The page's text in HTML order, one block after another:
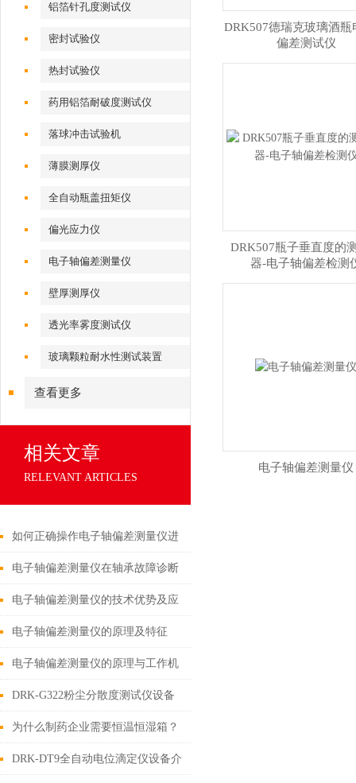
铝箔针孔度测试仪
密封试验仪
热封试验仪
药用铝箔耐破度测试仪
落球冲击试验机
薄膜测厚仪
全自动瓶盖扭矩仪
偏光应力仪
电子轴偏差测量仪
壁厚测厚仪
透光率雾度测试仪
玻璃颗粒耐水性测试装置
查看更多
相关文章
RELEVANT ARTICLES
如何正确操作电子轴偏差测量仪进
行测量？
电子轴偏差测量仪在轴承故障诊断
中的作用
电子轴偏差测量仪的技术优势及应
用范围
电子轴偏差测量仪的原理及特征
电子轴偏差测量仪的原理与工作机
制
DRK-G322粉尘分散度测试仪设备
卖点介绍
为什么制药企业需要恒温恒湿箱？
DRK-DT9全自动电位滴定仪设备介
DRK507德瑞克玻璃酒瓶
偏差测试仪
DRK507瓶子垂直度的
器-电子轴偏差检测
电子轴偏差测量仪